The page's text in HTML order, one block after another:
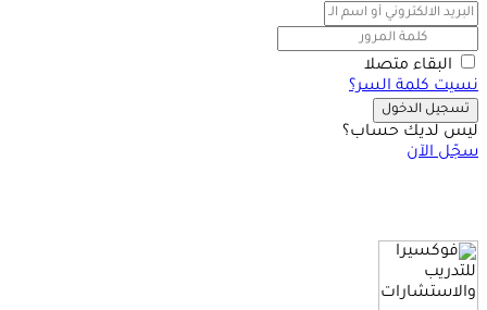
البقاء متصلا
نسيت كلمة السر؟
تسجيل الدخول
ليس لديك حساب؟
سجّل الآن